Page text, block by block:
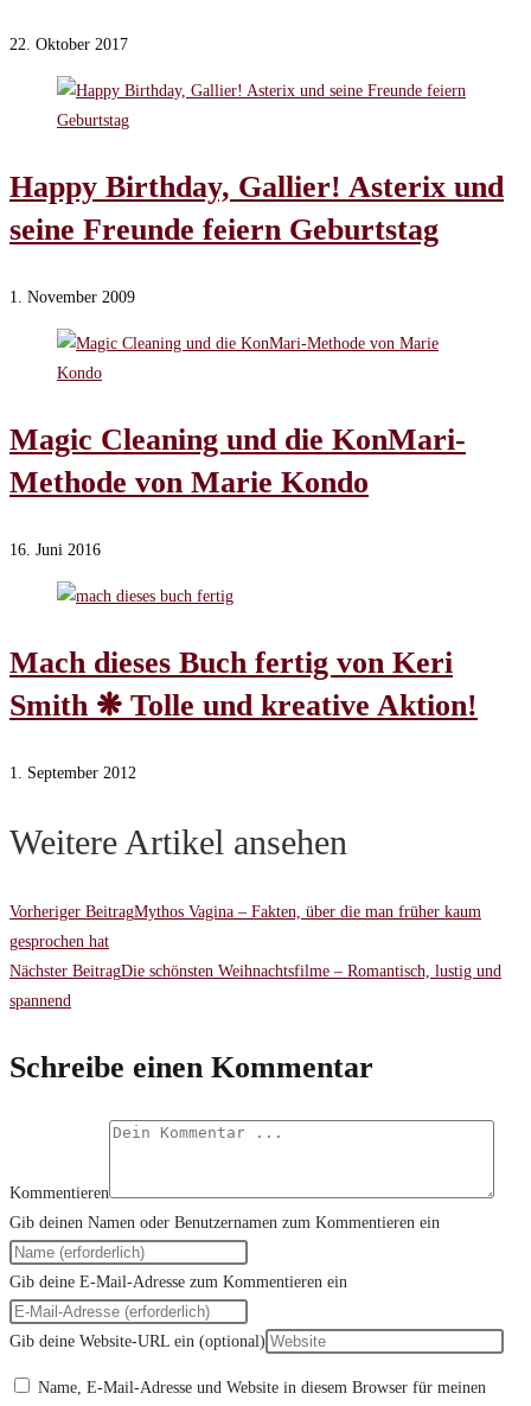
22. Oktober 2017
Happy Birthday, Gallier! Asterix und
seine Freunde feiern Geburtstag
1. November 2009
Magic Cleaning und die KonMari-
Methode von Marie Kondo
16. Juni 2016
Mach dieses Buch fertig von Keri
Smith ❋ Tolle und kreative Aktion!
1. September 2012
Weitere Artikel ansehen
Vorheriger BeitragMythos Vagina – Fakten, über die man früher kaum
gesprochen hat
Nächster BeitragDie schönsten Weihnachtsfilme – Romantisch, lustig und
spannend
Schreibe einen Kommentar
Kommentieren
Gib deinen Namen oder Benutzernamen zum Kommentieren ein
Gib deine E-Mail-Adresse zum Kommentieren ein
Gib deine Website-URL ein (optional)
Name, E-Mail-Adresse und Website in diesem Browser für meinen